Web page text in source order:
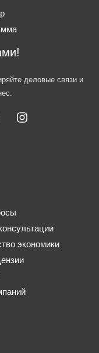
деловые связи и
экономики